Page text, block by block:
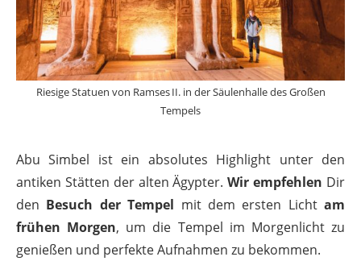
Riesige Statuen von Ramses II. in der Säulenhalle des Großen
Tempels
Abu Simbel ist ein absolutes Highlight unter den
antiken Stätten der alten Ägypter.Wir empfehlen Dir
den Besuch der Tempel mit dem ersten Licht am
frühen Morgen, um die Tempel im Morgenlicht zu
genießen und perfekte Aufnahmen zu bekommen.